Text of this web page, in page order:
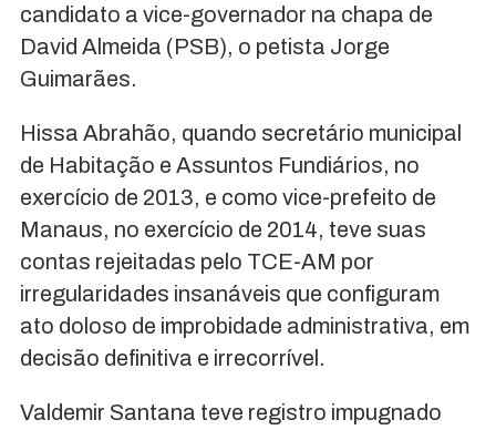
candidato a vice-governador na chapa de
David Almeida (PSB), o petista Jorge
Guimarães.
Hissa Abrahão, quando secretário municipal
de Habitação e Assuntos Fundiários, no
exercício de 2013, e como vice-prefeito de
Manaus, no exercício de 2014, teve suas
contas rejeitadas pelo TCE-AM por
irregularidades insanáveis que configuram
ato doloso de improbidade administrativa, em
decisão definitiva e irrecorrível.
Valdemir Santana teve registro impugnado